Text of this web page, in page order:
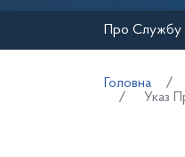
Про Службу
Головна
Указ